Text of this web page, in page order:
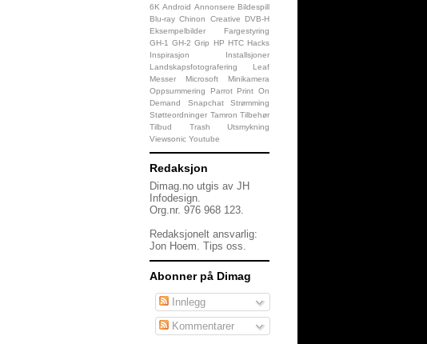
6K Android Annonsere Bildespill
Blu-ray Chinon Creative
DVB-H
Eksempelbilder
Fargestyring
GH-1 GH-2 Grip HP HTC Hacks
Inspirasjon
Installsjoner
Landskapsfotografering
Leaf
Messer
Microsoft
Minikamera
Oppsummering
Parrot Print On
Demand
Snapchat
Strømming
Støtteordninger Tamron Tilbehør
Tilbud
Trash
Utsmykning
Viewsonic Youtube
Redaksjon
Dimag.no utgis av JH
Infodesign.
Org.nr. 976 968 123.
Redaksjonelt ansvarlig:
Jon Hoem. Tips oss
Abonner på Dimag
Innlegg
Kommentarer